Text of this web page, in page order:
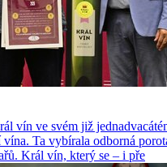
vín ve svém již
Ta vybírala odborná
Král vín, který se – i pře